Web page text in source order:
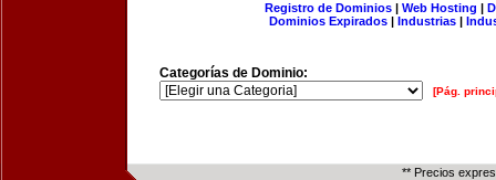
Registro de Dominios| Web Hosting |
Dominios Expirados | Industrias |
Categorías de Dominio:
[Pág.
** Precios